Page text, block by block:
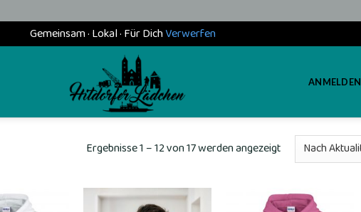
Gemeinsam · Lokal · Für DichVerwerfen
ANMELDEN
Ergebnisse 1 – 12 von 17 werden angezeigt